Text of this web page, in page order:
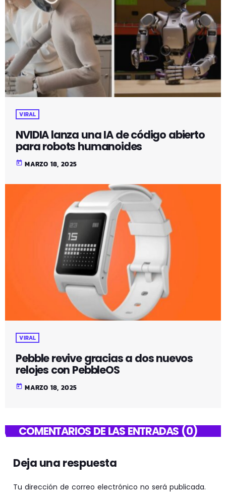
VIRAL
NVIDIA lanza una IA de código abierto
para robots humanoides
today MARZO 18, 2025
VIRAL
Pebble revive gracias a dos nuevos
relojes con PebbleOS
today MARZO 18, 2025
COMENTARIOS DE LAS ENTRADAS (0)
Deja una respuesta
Tu dirección de correo electrónico no será publicada.